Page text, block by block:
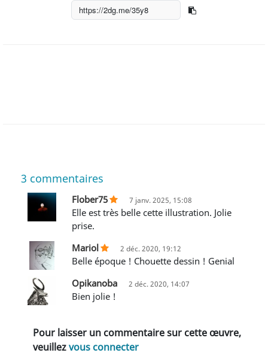
3 commentaires
Flober75 7 janv. 2025, 15:08
Elle est très belle cette illustration. Jolie
prise.
Mariol
2 déc. 2020, 19:12
Belle époque ! Chouette dessin ! Genial
Opikanoba
2 déc. 2020, 14:07
Bien jolie !
Pour laisser un commentaire sur cette œuvre,
veuillezvous connecter